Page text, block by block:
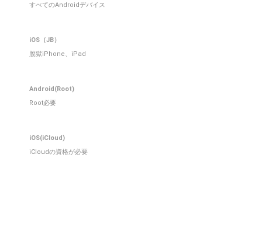
すべてのAndroidデバイス
iOS（JB）
脫獄iPhone、iPad
Android(Root)
Root必要
iOS(iCloud)
iCloudの資格が必要